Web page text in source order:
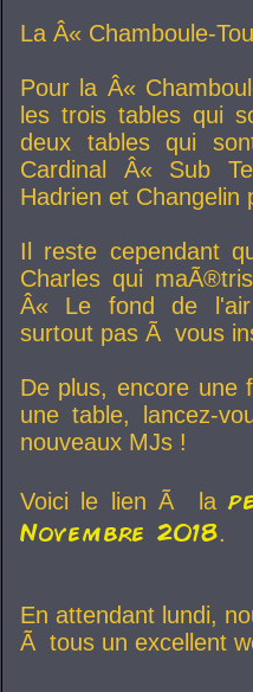
La Â« Chamboule-
Pour la Â«
les trois tables qui
deux tables qui
Cardinal
Â« Sub
Hadrien et Changelin
Il reste cependant
Charles qui
Â« Le fond de
surtout pas Ã vous
De plus, encore une
une table, lancez-
nouveaux MJs !
Voici le lien Ã la
Novembre 2018.
En attendant lundi,
Ã tous un excellent